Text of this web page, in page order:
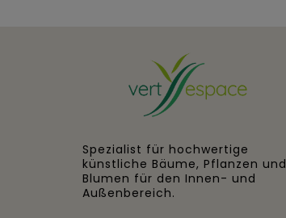
Spezialist für hochwertige
künstliche Bäume, Pflanzen und
Blumen für den Innen- und
Außenbereich.